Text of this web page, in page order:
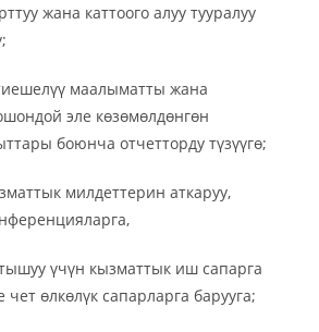
жана каттоого алуу тууралуу
маалыматты жана
эле көзөмөлдөнгөн
боюнча отчетторду түзүүгө;
милдеттерин аткаруу,
үчүн кызматтык иш сапарга
өлкөлүк сапарларга барууга;